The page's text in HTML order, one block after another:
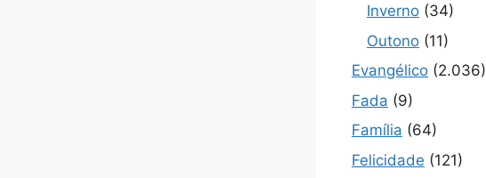
Inverno (34)
Outono (11)
Evangélico (2.036)
Fada (9)
Família (64)
Felicidade (121)